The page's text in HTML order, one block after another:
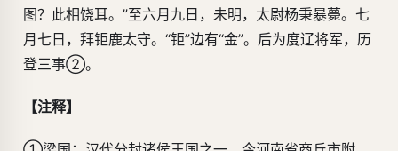
图？此相饶耳。”至六月九日，未明，太尉杨秉暴薨。七
月七日，拜钜鹿太守。“钜”边有“金”。后为度辽将军，历
登三事②。
【注释】